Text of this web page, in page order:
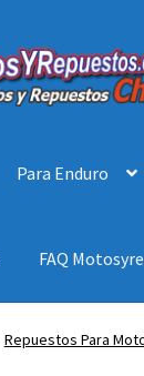
Para Enduro
FAQ
Repuestos Para